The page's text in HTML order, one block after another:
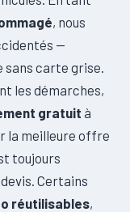
, nous
—
carte grise.
les démarches,
gratuit à
la meilleure offre
toujours
Certains
réutilisables,